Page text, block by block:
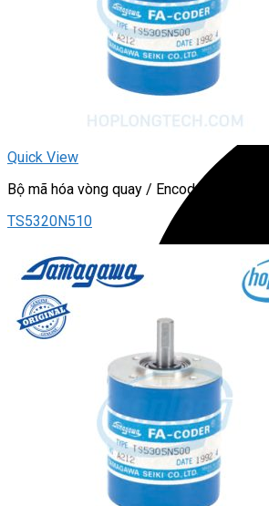
Quick View
Bộ mã hóa vòng quay / Encoder
TS5320N510